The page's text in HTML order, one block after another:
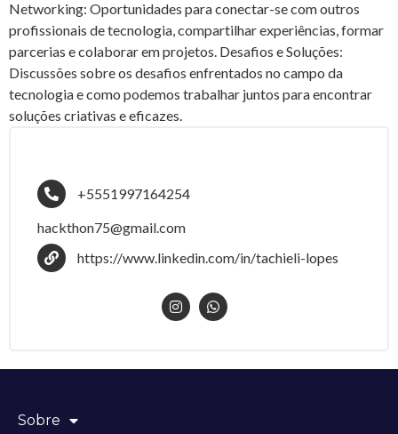
Networking: Oportunidades para conectar-se com outros
profissionais de tecnologia, compartilhar experiências, formar
parcerias e colaborar em projetos. Desafios e Soluções:
Discussões sobre os desafios enfrentados no campo da
tecnologia e como podemos trabalhar juntos para encontrar
soluções criativas e eficazes.
+5551997164254
hackthon75@gmail.com
https://www.linkedin.com/in/tachieli-lopes
Sobre